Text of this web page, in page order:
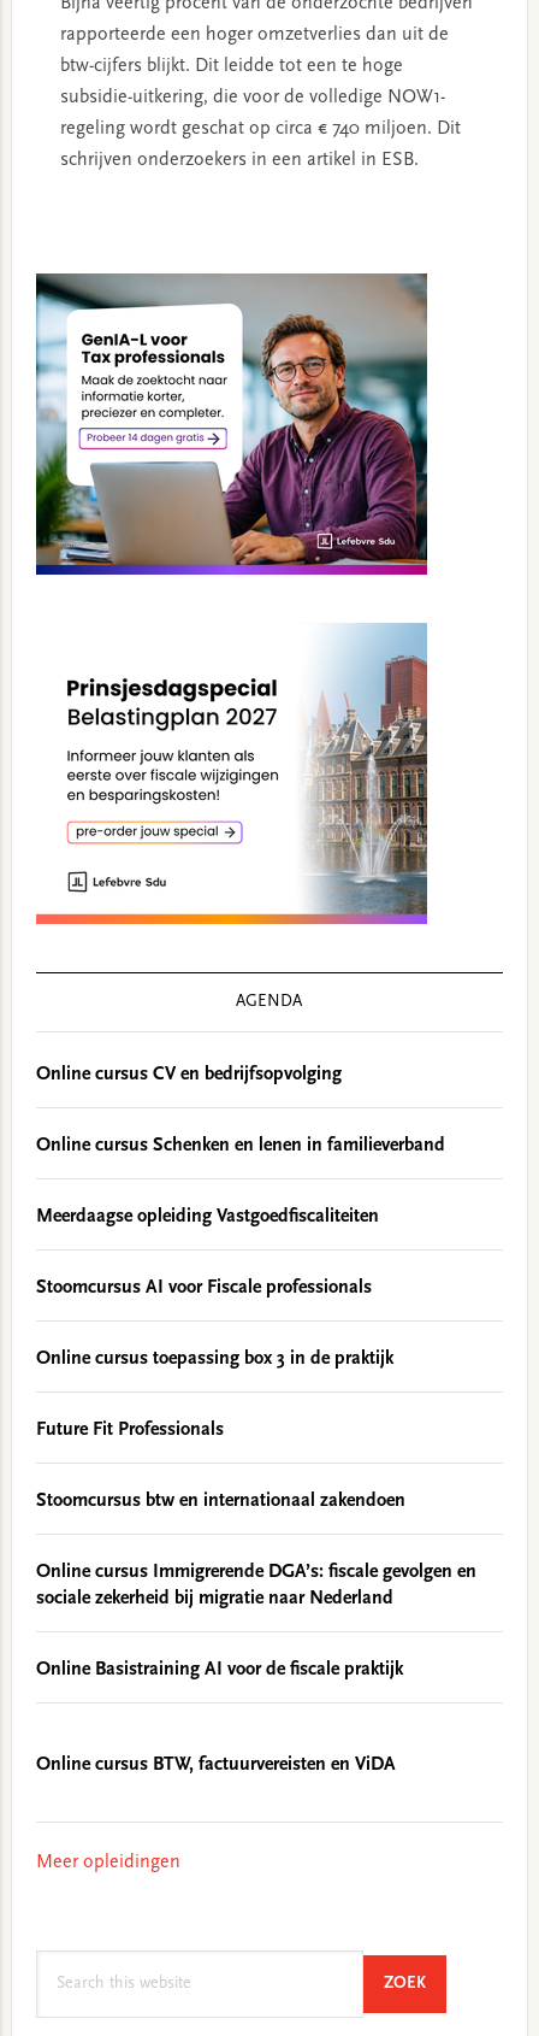
Bijna veertig procent van de onderzochte bedrijven
rapporteerde een hoger omzetverlies dan uit de
btw-cijfers blijkt. Dit leidde tot een te hoge
subsidie-uitkering, die voor de volledige NOW1-
regeling wordt geschat op circa € 740 miljoen. Dit
schrijven onderzoekers in een artikel in ESB.
Sidebar
AGENDA
Online cursus CV en bedrijfsopvolging
Online cursus Schenken en lenen in familieverband
Meerdaagse opleiding Vastgoedfiscaliteiten
Stoomcursus AI voor Fiscale professionals
Online cursus toepassing box 3 in de praktijk
Future Fit Professionals
Stoomcursus btw en internationaal zakendoen
Online cursus Immigrerende DGA’s: fiscale gevolgen en
sociale zekerheid bij migratie naar Nederland
Online Basistraining AI voor de fiscale praktijk
Online cursus BTW, factuurvereisten en ViDA
Meer opleidingen
ZOEKSEARCH